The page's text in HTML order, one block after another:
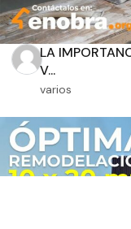
LA
V...
varios